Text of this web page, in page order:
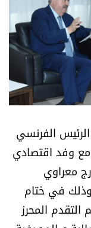
الفرنسي
وفد اقتصادي
معراوي
في ختام
المحرز